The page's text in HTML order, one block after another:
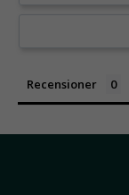
Recensioner